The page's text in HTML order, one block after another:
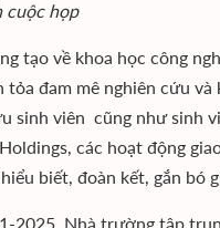
cuộc họp
tạo về khoa học công
đam mê nghiên cứu
sinh viên cũng như sinh
các hoạt động
biết, đoàn kết, gắn bó
2025, Nhà trường tập